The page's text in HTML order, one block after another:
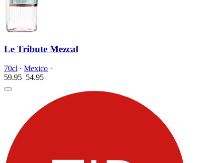
Le Tribute Mezcal
70cl · Mexico ·
59.95 54.95